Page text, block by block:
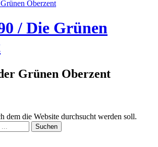
/ Die Grünen
Grünen Oberzent
dem die Website durchsucht werden soll.
Suchen